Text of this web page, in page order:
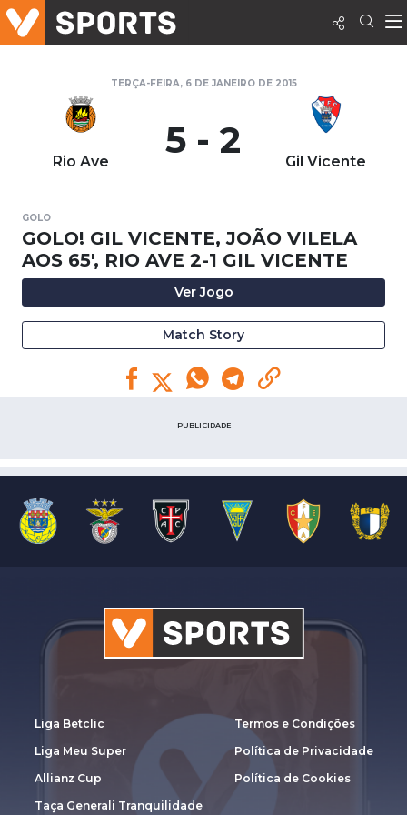
TERÇA-FEIRA, 6 DE JANEIRO DE 2015
Rio Ave 5 - 2 Gil Vicente
GOLO
GOLO! GIL VICENTE, JOÃO VILELA
AOS 65', RIO AVE 2-1 GIL VICENTE
Ver Jogo
Match Story
PUBLICIDADE
Liga Betclic
Liga Meu Super
Allianz Cup
Taça Generali Tranquilidade
Termos e Condições
Política de Privacidade
Política de Cookies